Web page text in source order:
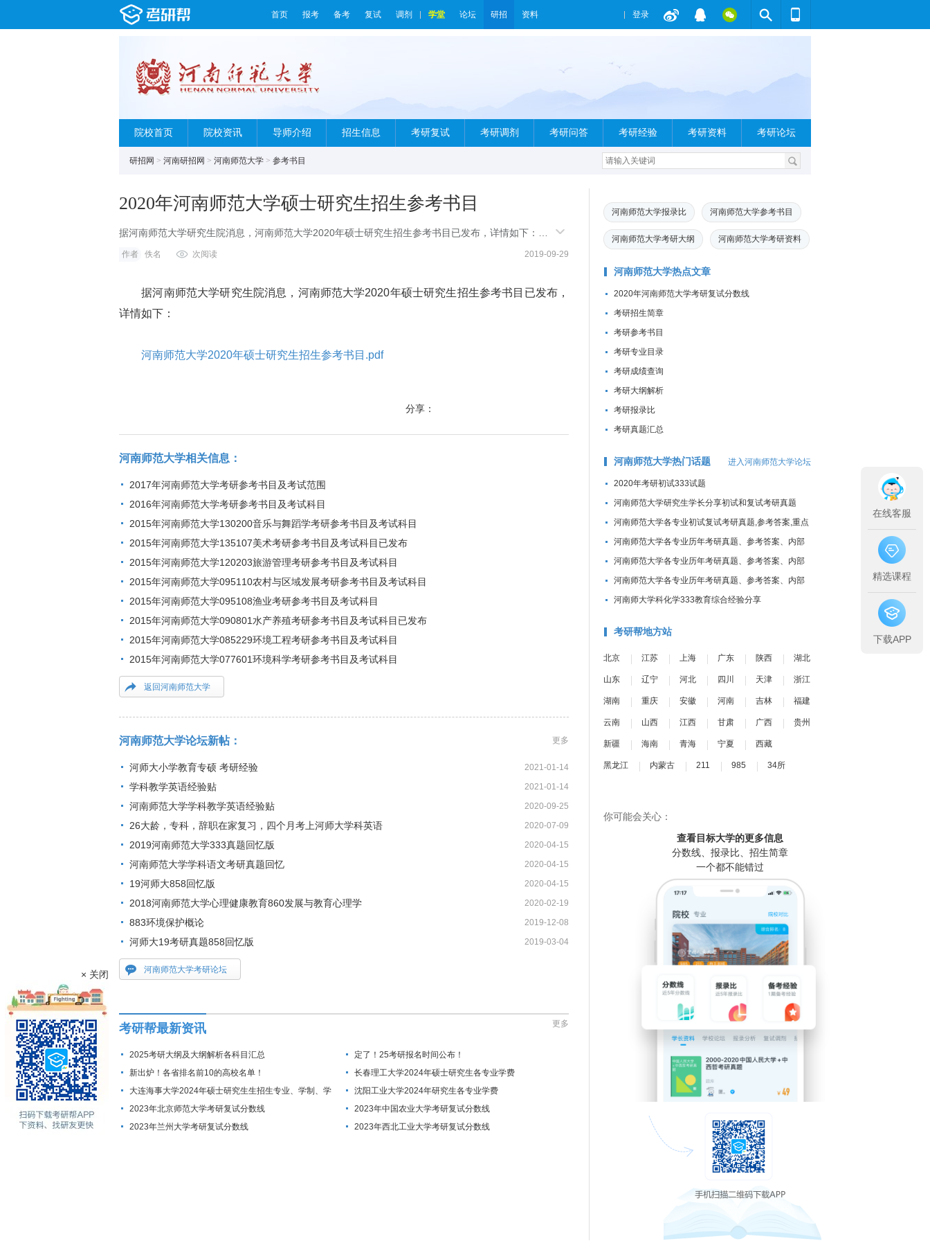
首页 报考 备考 复试 调剂 学堂 论坛 研招 资料 登录
院校首页 院校资讯 导师介绍 招生信息 考研复试 考研调剂 考研问答 考研经验 考研资料 考研论坛
研招网 > 河南研招网 > 河南师范大学 > 参考书目
2020年河南师范大学硕士研究生招生参考书目
据河南师范大学研究生院消息，河南师范大学2020年硕士研究生招生参考书目已发布，详情如下：河
作者 佚名 次阅读 2019-09-29
据河南师范大学研究生院消息，河南师范大学2020年硕士研究生招生参考书目已发布，
详情如下：
河南师范大学2020年硕士研究生招生参考书目.pdf
分享：
河南师范大学相关信息：
2017年河南师范大学考研参考书目及考试范围
2016年河南师范大学考研参考书目及考试科目
2015年河南师范大学130200音乐与舞蹈学考研参考书目及考试科目
2015年河南师范大学135107美术考研参考书目及考试科目已发布
2015年河南师范大学120203旅游管理考研参考书目及考试科目
2015年河南师范大学095110农村与区域发展考研参考书目及考试科目
2015年河南师范大学095108渔业考研参考书目及考试科目
2015年河南师范大学090801水产养殖考研参考书目及考试科目已发布
2015年河南师范大学085229环境工程考研参考书目及考试科目
2015年河南师范大学077601环境科学考研参考书目及考试科目
返回河南师范大学
河南师范大学论坛新帖： 更多
2021-01-14
河师大小学教育专硕 考研经验
2021-01-14
学科教学英语经验贴
2020-09-25
河南师范大学学科教学英语经验贴
2020-07-09
26大龄，专科，辞职在家复习，四个月考上河师大学科英语
2020-04-15
2019河南师范大学333真题回忆版
2020-04-15
河南师范大学学科语文考研真题回忆
2020-04-15
19河师大858回忆版
2020-02-19
2018河南师范大学心理健康教育860发展与教育心理学
2019-12-08
883环境保护概论
2019-03-04
河师大19考研真题858回忆版
河南师范大学考研论坛
考研帮最新资讯 更多
2025考研大纲及大纲解析各科目汇总
定了！25考研报名时间公布！
新出炉！各省排名前10的高校名单！
长春理工大学2024年硕士研究生各专业学费
大连海事大学2024年硕士研究生生招生专业、学制、学
费标准及拟招生人数
沈阳工业大学2024年研究生各专业学费
2023年北京师范大学考研复试分数线
2023年中国农业大学考研复试分数线
2023年兰州大学考研复试分数线
2023年西北工业大学考研复试分数线
河南师范大学报录比 河南师范大学参考书目
河南师范大学考研大纲 河南师范大学考研资料
河南师范大学热点文章
2020年河南师范大学考研复试分数线
考研招生简章
考研参考书目
考研专业目录
考研成绩查询
考研大纲解析
考研报录比
考研真题汇总
河南师范大学热门话题 进入河南师范大学论坛
2020年考研初试333试题
河南师范大学研究生学长分享初试和复试考研真题
河南师范大学各专业初试复试考研真题,参考答案,重点
范围
河南师范大学各专业历年考研真题、参考答案、内部
笔记
河南师范大学各专业历年考研真题、参考答案、内部
笔记
河南师范大学各专业历年考研真题、参考答案、内部
笔记
河南师大学科化学333教育综合经验分享
考研帮地方站
北京 江苏 上海 广东 陕西 湖北
山东 辽宁 河北 四川 天津 浙江
湖南 重庆 安徽 河南 吉林 福建
云南 山西 江西 甘肃 广西 贵州
新疆 海南 青海 宁夏 西藏
黑龙江 内蒙古 211 985 34所
你可能会关心：
查看目标大学的更多信息
分数线、报录比、招生简章
一个都不能错过
× 关闭
在线客服
精选课程
下载APP